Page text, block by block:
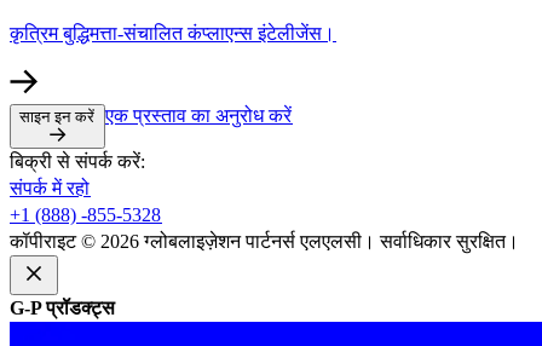
कृत्रिम बुद्धिमत्ता-संचालित कंप्लाएन्स इंटेलीजेंस।​​
साइन इन करें​​ एक प्रस्ताव का अनुरोध करें​​
बिक्री से संपर्क करें:​​
संपर्क में रहो​​
+1 (888) -855-5328​​
कॉपीराइट © 2026 ग्लोबलाइज़ेशन पार्टनर्स एलएलसी। सर्वाधिकार सुरक्षित।​​
G-P प्रॉडक्ट्स​​